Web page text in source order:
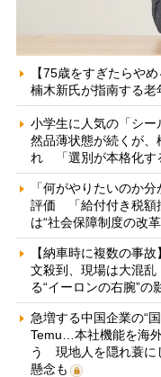
【75歳をすぎたらや
楠木新氏が指南する
小学生に人気の「シ
然品薄状態が続くが
れ 「選別が本格化す
「何がやりたいのか
評価 「給付付き税額
は“社会保障制度の改
【納車時に複数の事
文殺到、現場は大混
る“イーロンの右腕”の
急増する中国企業の“
Temu…本社機能を海
う 現地人を隠れ蓑に
懸念も